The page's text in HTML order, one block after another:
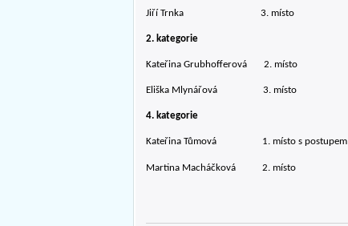
Jiří Trnka 3. místo
2. kategorie
Kateřina Grubhofferová 2. místo
Eliška Mlynářová 3. místo
4. kategorie
Kateřina Tůmová 1. místo s postupem
Martina Macháčková 2. místo